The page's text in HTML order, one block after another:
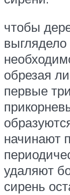
чтобы
выглядело
обрезая
первые
начинают
удаляют
сирень